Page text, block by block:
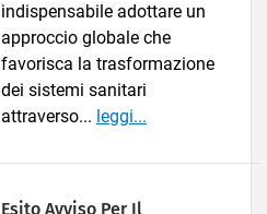
indispensabile adottare un
approccio globale che
favorisca la trasformazione
dei sistemi sanitari
attraverso... leggi...
Esito Avviso Per Il